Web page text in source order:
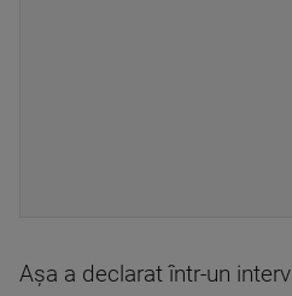
Așa a declarat într-un